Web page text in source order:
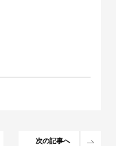
次の記事へ